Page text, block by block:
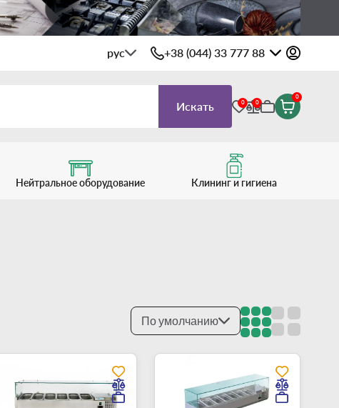
рус +38 (044) 33 777 88
Искать 0 0
0
Нейтральное оборудование Клининг и гигиена
По умолчанию